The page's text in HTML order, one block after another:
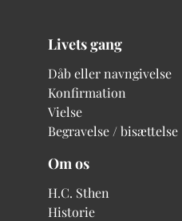
Livets gang
Dåb eller navngivelse
Konfirmation
Vielse
Begravelse / bisættelse
Om os
H.C. Sthen
Historie